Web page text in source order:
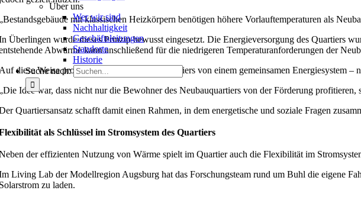
Über uns
Wer wir sind
Nachhaltigkeit
Geschäftsleitungen
Standorte
Historie
Suche nach:
mit klassischen Heizkörpern benötigen höhere Vorlauftemperaturen als
Überlingen wurde dieses Prinzip bewusst eingesetzt. Die Energieversorgung des Quartiers
Abwärme kann anschließend für die niedrigeren Temperaturanforderungen der
diese Weise profitieren beide Teile des Quartiers von einem gemeinsamen Energiesystem
Idee war, dass nicht nur die Bewohner des Neubauquartiers von der Förderung profitieren,
Quartiersansatz schafft damit einen Rahmen, in dem energetische und soziale Fragen
als Schlüssel im Stromsystem des Quartiers
der effizienten Nutzung von Wärme spielt im Quartier auch die Flexibilität im
Living Lab der Modellregion Augsburg hat das Forschungsteam rund um Buhl die eigene
zu laden.